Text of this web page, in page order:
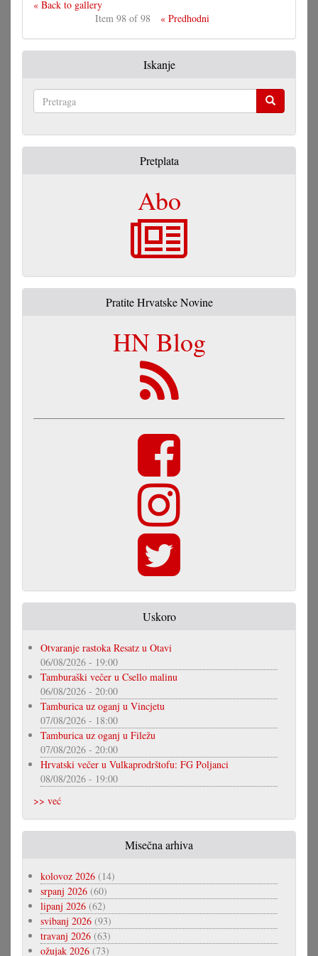
« Back to gallery
Item 98 of 98
« Predhodni
Iskanje
Pretplata
Abo
Pratite Hrvatske Novine
HN Blog
Uskoro
Otvaranje rastoka Resatz u Otavi
06/08/2026 - 19:00
Tamburaški večer u Csello malinu
06/08/2026 - 20:00
Tamburica uz oganj u Vincjetu
07/08/2026 - 18:00
Tamburica uz oganj u Filežu
07/08/2026 - 20:00
Hrvatski večer u Vulkaprodrštofu: FG Poljanci
08/08/2026 - 19:00
>> već
Misečna arhiva
kolovoz 2026 (14)
srpanj 2026 (60)
lipanj 2026 (62)
svibanj 2026 (93)
travanj 2026 (63)
ožujak 2026 (73)